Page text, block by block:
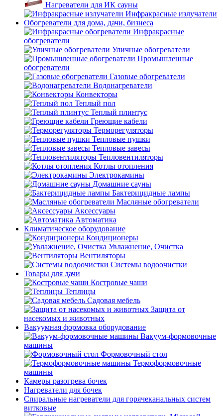
Нагреватели для ИК сауны
Инфракрасные излучатели
Обогреватели для дома, дачи, бизнеса
Инфракрасные
обогреватели
Уличные обогреватели
Промышленные
обогреватели
Газовые обогреватели
Водонагреватели
Конвекторы
Теплый пол
Теплый плинтус
Греющие кабели
Терморегуляторы
Тепловые пушки
Тепловые завесы
Тепловентиляторы
Котлы отопления
Электрокамины
Домашние сауны
Бактерицидные лампы
Масляные обогреватели
Аксессуары
Автоматика
Климатическое оборудование
Кондиционеры
Увлажнение, Очистка
Вентиляторы
Системы водоочистки
Товары для дачи
Костровые чаши
Теплицы
Садовая мебель
Защита от
насекомых и животных
Вакуумная формовка оборудование
Вакуум-формовочные
машины
Формовочный стол
Термоформовочные
машины
Камеры разогрева бочек
Нагреватели для бочек
Спиральные нагреватели для горячеканальных систем
витковые